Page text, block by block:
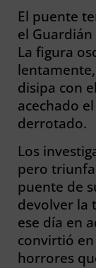
El puente
el
La figura
disipa con
acechado
derrotado.
Los
pero
puente de
devolver la
ese día en
convirtió
horrores